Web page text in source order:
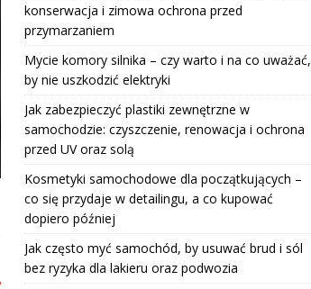
konserwacja i zimowa ochrona przed
przymarzaniem
Mycie komory silnika – czy warto i na co uważać,
by nie uszkodzić elektryki
Jak zabezpieczyć plastiki zewnętrzne w
samochodzie: czyszczenie, renowacja i ochrona
przed UV oraz solą
Kosmetyki samochodowe dla początkujących –
co się przydaje w detailingu, a co kupować
dopiero później
Jak często myć samochód, by usuwać brud i sól
bez ryzyka dla lakieru oraz podwozia